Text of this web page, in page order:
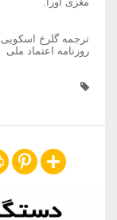
ترجمه گلرخ اسکویی
روزنامه اعتماد ملی
Share